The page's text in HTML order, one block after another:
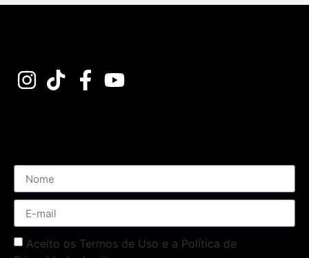
Aceito os Termos de Uso e a Política de